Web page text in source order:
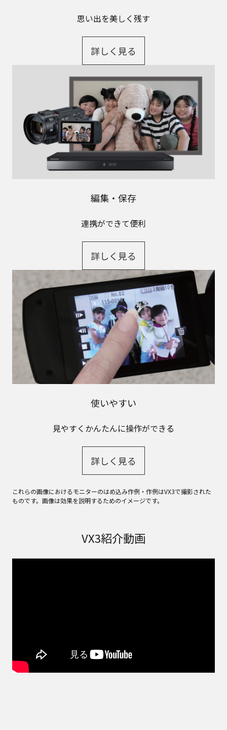
思い出を美しく残す
詳しく見る
編集・保存
連携ができて便利
詳しく見る
使いやすい
見やすくかんたんに操作ができる
詳しく見る
これらの画像におけるモニターのはめ込み作例・作例はVX3で撮影された
ものです。画像は効果を説明するためのイメージです。
VX3紹介動画